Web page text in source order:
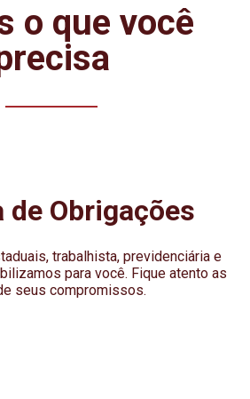
o que você
de Obrigações
trabalhista, previdenciária e
para você. Fique atento as
seus compromissos.